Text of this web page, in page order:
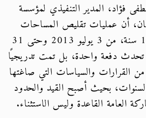
فؤاد، المدير التنفيذي لمؤسسة
أن عمليات تقليص المساحات
المدنية على مدى 12 سنة، من 3 يوليو 2013 وحتى 31
2025، لم تحدث دفعة واحدة، بل تمت تدريجيًا
القرارات والسياسات التي صاغتها
بحيث أصبح القيد والحدود
العامة القاعدة وليس الاستثناء.